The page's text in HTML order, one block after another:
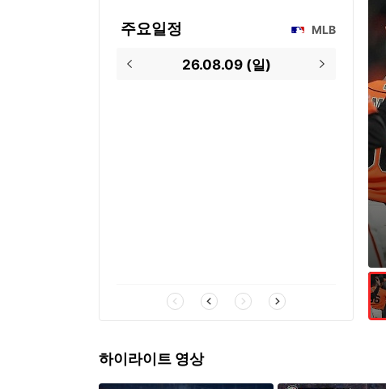
주요일정 MLB
26.08.09 (일)
하이라이트 영상